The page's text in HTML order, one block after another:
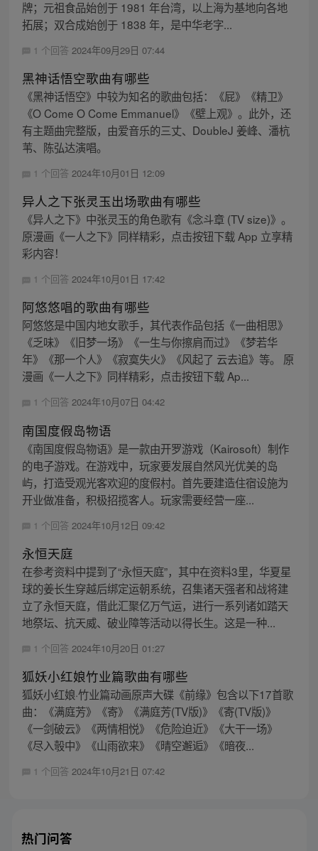
牌；元祖食品始创于 1981 年台湾，以上海为基地向各地
拓展；双合成始创于 1838 年，是中华老字...
1 个回答 2024年09月29日 07:44
黑神话悟空歌曲有哪些
《黑神话悟空》中较为知名的歌曲包括：《屁》《精卫》
《O Come O Come Emmanuel》《壁上观》。此外，还
有主题曲完整版，由爱音乐的三丈、DoubleJ 姜峰、潘杭
苇、陈弘达演唱。
1 个回答 2024年10月01日 12:09
异人之下张灵玉出场歌曲有哪些
《异人之下》中张灵玉的角色歌有《念斗章 (TV size)》。
原漫画《一人之下》同样精彩，点击按钮下载 App 立享精
彩内容！
1 个回答 2024年10月01日 17:42
阿悠悠唱的歌曲有哪些
阿悠悠是中国内地女歌手，其代表作品包括《一曲相思》
《乏味》《旧梦一场》《一生与你擦肩而过》《梦若华
年》《那一个人》《寂寞失火》《风起了 云去追》等。 原
漫画《一人之下》同样精彩，点击按钮下载 Ap...
1 个回答 2024年10月07日 04:42
南国度假岛物语
《南国度假岛物语》是一款由开罗游戏（Kairosoft）制作
的电子游戏。在游戏中，玩家要发展自然风光优美的岛
屿，打造受观光客欢迎的度假村。首先要建造住宿设施为
开业做准备，积极招揽客人。玩家需要经营一座...
1 个回答 2024年10月12日 09:42
永恒天庭
在参考资料中提到了“永恒天庭”，其中在资料3里，华夏星
球的姜长生穿越后绑定运朝系统，召集诸天强者和战将建
立了永恒天庭，借此汇聚亿万气运，进行一系列诸如踏天
地祭坛、抗天威、破业障等活动以得长生。这是一种...
1 个回答 2024年10月20日 01:27
狐妖小红娘竹业篇歌曲有哪些
狐妖小红娘·竹业篇动画原声大碟《前缘》包含以下17首歌
曲：《满庭芳》《寄》《满庭芳(TV版)》《寄(TV版)》
《一剑破云》《两情相悦》《危险迫近》《大干一场》
《尽入彀中》《山雨欲来》《晴空邂逅》《暗夜...
1 个回答 2024年10月21日 07:42
热门问答